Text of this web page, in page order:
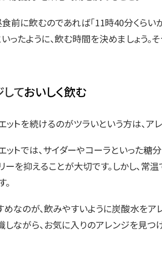
食前に飲むのであれば「11時40分くら
ったように、飲む時間を決めましょう。
ておいしく飲む
ットを続けるのがツラいという方は、ア
ットでは、サイダーやコーラといった糖
ーを抑えることが大切です。しかし、
めなのが、飲みやすいように炭酸水をア
しながら、お気に入りのアレンジを見つ